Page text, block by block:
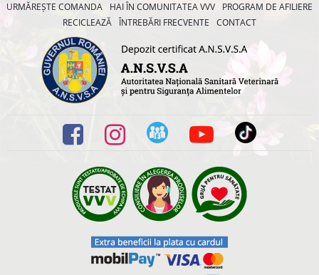
URMĂREȘTE COMANDA
HAI ÎN COMUNITATEA VVV
PROGRAM DE AFILIERE
RECICLEAZĂ ÎNTREBĂRI FRECVENTE CONTACT